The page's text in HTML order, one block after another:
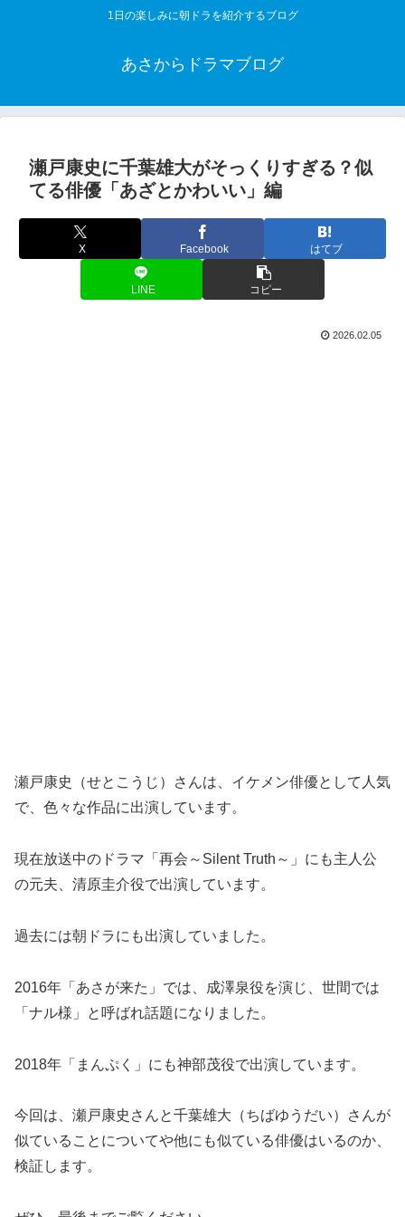
1日の楽しみに朝ドラを紹介するブログ
あさからドラマブログ
瀬戸康史に千葉雄大がそっくりすぎる？似
てる俳優「あざとかわいい」編
X Facebook はてブ
LINE コピー
2026.02.05
瀬戸康史（せとこうじ）さんは、イケメン俳優として人気
で、色々な作品に出演しています。
現在放送中のドラマ「再会～Silent Truth～」にも主人公
の元夫、清原圭介役で出演しています。
過去には朝ドラにも出演していました。
2016年「あさが来た」では、成澤泉役を演じ、世間では
「ナル様」と呼ばれ話題になりました。
2018年「まんぷく」にも神部茂役で出演しています。
今回は、瀬戸康史さんと千葉雄大（ちばゆうだい）さんが
似ていることについてや他にも似ている俳優はいるのか、
検証します。